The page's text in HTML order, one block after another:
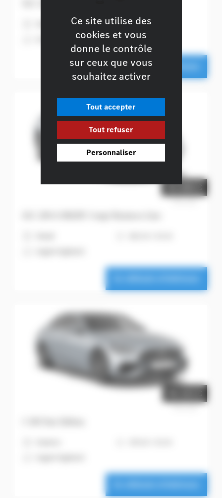
6 163 ch + 23 ch
Gris graphite métallisé
Ce véhicule m'intéresse
54.060 €
Prix net
Prix net
Ce site utilise des
cookies et vous
donne le contrôle
sur ceux que vous
souhaitez activer
Tout accepter
Tout refuser
Personnaliser